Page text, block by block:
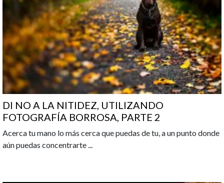
DI NO A LA NITIDEZ, UTILIZANDO
FOTOGRAFÍA BORROSA, PARTE 2
Acerca tu mano lo más cerca que puedas de tu, a un punto donde
aún puedas concentrarte